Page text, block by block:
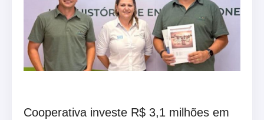
Cooperativa investe R$ 3,1 milhões em